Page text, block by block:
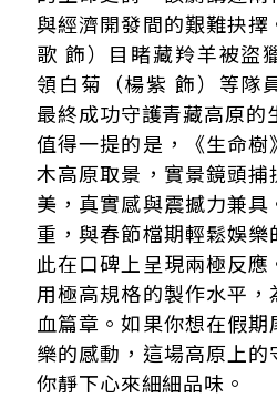
與經濟開發間的艱難抉
歌 飾）目睹藏羚羊被盜
領白菊（楊紫 飾）等隊
最終成功守護青藏高原的
值得一提的是，《生命
木高原取景，實景鏡頭捕
美，真實感與震撼力兼
重，與春節檔期輕鬆娛
此在口碑上呈現兩極反應
用極高規格的製作水平
血篇章。如果你想在假
樂的感動，這場高原上
你靜下心來細細品味。